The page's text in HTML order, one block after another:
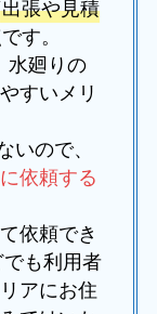
出張や見積
す。
水廻りの
すいメリ
ので、
依頼する
依頼でき
も利用者
アにお住